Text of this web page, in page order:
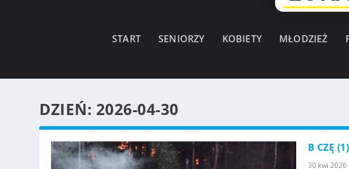
START SENIORZY KOBIETY MŁODZIEŻ
DZIEŃ: 2026-04-30
B CZĘ
30 kwi 2026